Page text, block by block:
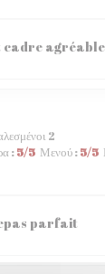
cadre
2
:5/5 Μενού:5/5
parfait